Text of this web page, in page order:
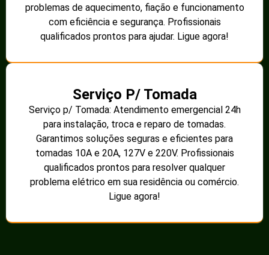
problemas de aquecimento, fiação e funcionamento
com eficiência e segurança. Profissionais
qualificados prontos para ajudar. Ligue agora!
Serviço P/ Tomada
Serviço p/ Tomada: Atendimento emergencial 24h
para instalação, troca e reparo de tomadas.
Garantimos soluções seguras e eficientes para
tomadas 10A e 20A, 127V e 220V. Profissionais
qualificados prontos para resolver qualquer
problema elétrico em sua residência ou comércio.
Ligue agora!